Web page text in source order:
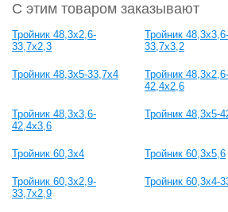
С этим товаром заказывают
Тройник 48,3x2,6-
33,7x2,3
Тройник 48,3x3,6-
33,7x3,2
Тройник 48,3x5-33,7x4
Тройник 48,3x2,6-
42,4x2,6
Тройник 48,3x3,6-
42,4x3,6
Тройник 48,3x5-
Тройник 60,3x4 Тройник 60,3x5,6
Тройник 60,3x2,9-
33,7x2,9
Тройник 60,3x4-